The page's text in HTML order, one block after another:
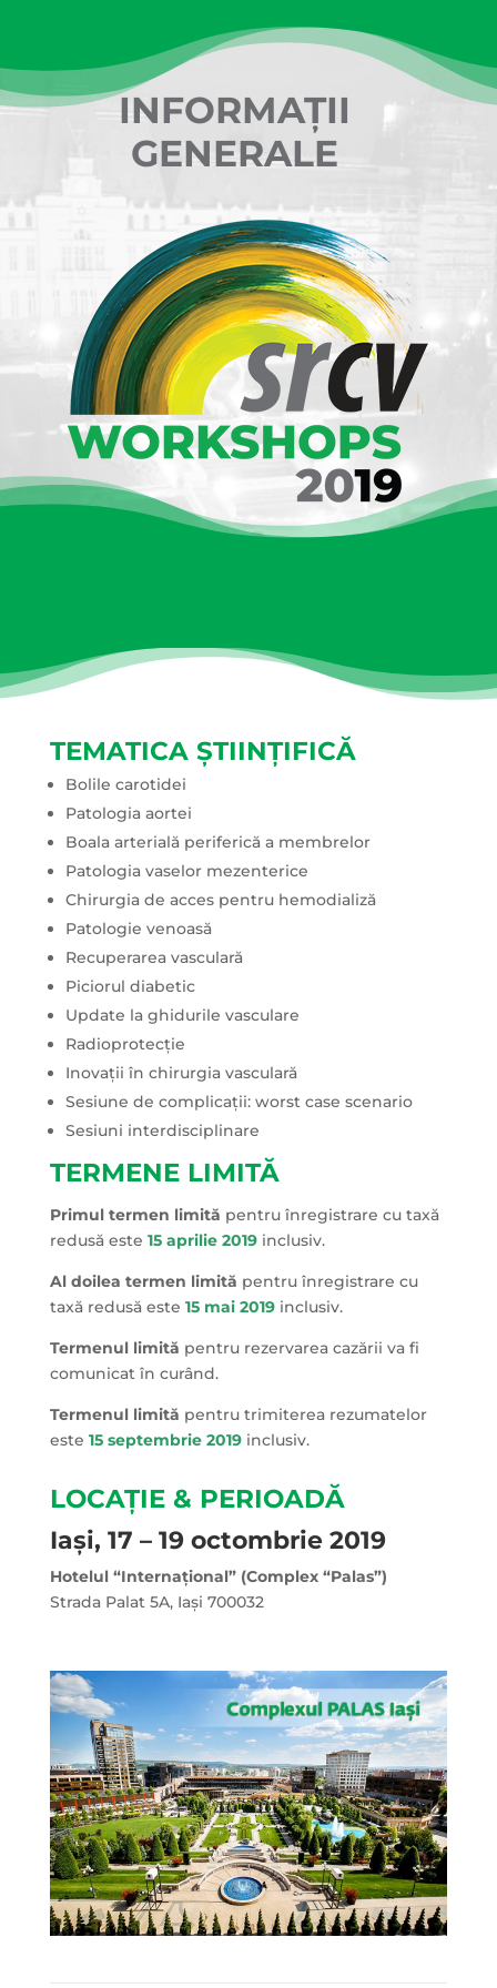
INFORMAȚII
GENERALE
TEMATICA ȘTIINȚIFICĂ
Bolile carotidei
Patologia aortei
Boala arterială periferică a membrelor
Patologia vaselor mezenterice
Chirurgia de acces pentru hemodializă
Patologie venoasă
Recuperarea vasculară
Piciorul diabetic
Update la ghidurile vasculare
Radioprotecție
Inovații în chirurgia vasculară
Sesiune de complicații: worst case scenario
Sesiuni interdisciplinare
TERMENE LIMITĂ
Primul termen limită pentru înregistrare cu taxă
redusă este 15 aprilie 2019inclusiv.
Al doilea termen limită pentru înregistrare cu
taxă redusă este 15 mai 2019inclusiv.
Termenul limită pentru rezervarea cazării va fi
comunicat în curând.
Termenul limită pentru trimiterea rezumatelor
este 15 septembrie 2019inclusiv.
LOCAȚIE & PERIOADĂ
Iași, 17 – 19 octombrie 2019
Hotelul “Internațional” (Complex “Palas”)
Strada Palat 5A, Iași 700032